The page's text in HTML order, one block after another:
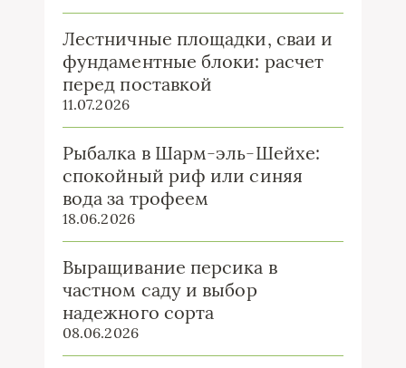
Лестничные площадки, сваи и
фундаментные блоки: расчет
перед поставкой
11.07.2026
Рыбалка в Шарм-эль-Шейхе:
спокойный риф или синяя
вода за трофеем
18.06.2026
Выращивание персика в
частном саду и выбор
надежного сорта
08.06.2026